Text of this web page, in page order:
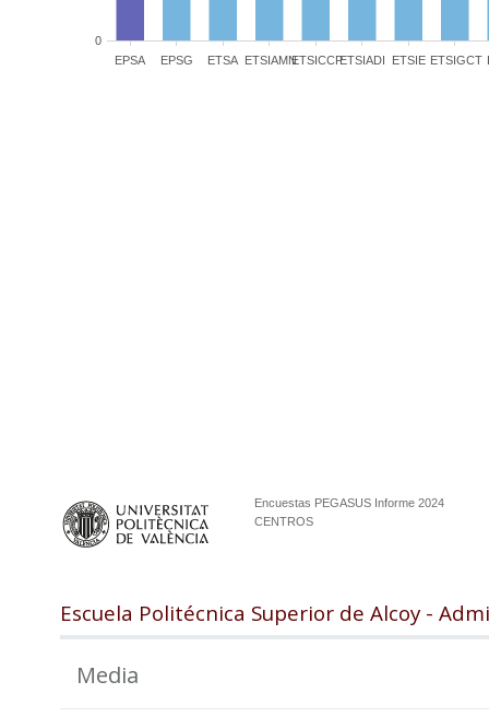
EPSA EPSG ETSA ETSIAMNETSICCPETSIADI ETSIE ETSIGCT
0
Encuestas PEGASUS Informe 2024
CENTROS
Escuela Politécnica Superior de Alcoy -
Media